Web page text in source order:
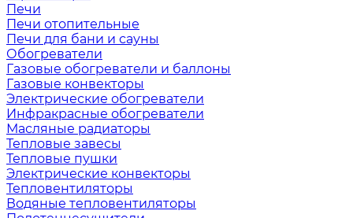
Печи
Печи отопительные
Печи для бани и сауны
Обогреватели
Газовые обогреватели и баллоны
Газовые конвекторы
Электрические обогреватели
Инфракрасные обогреватели
Масляные радиаторы
Тепловые завесы
Тепловые пушки
Электрические конвекторы
Тепловентиляторы
Водяные тепловентиляторы